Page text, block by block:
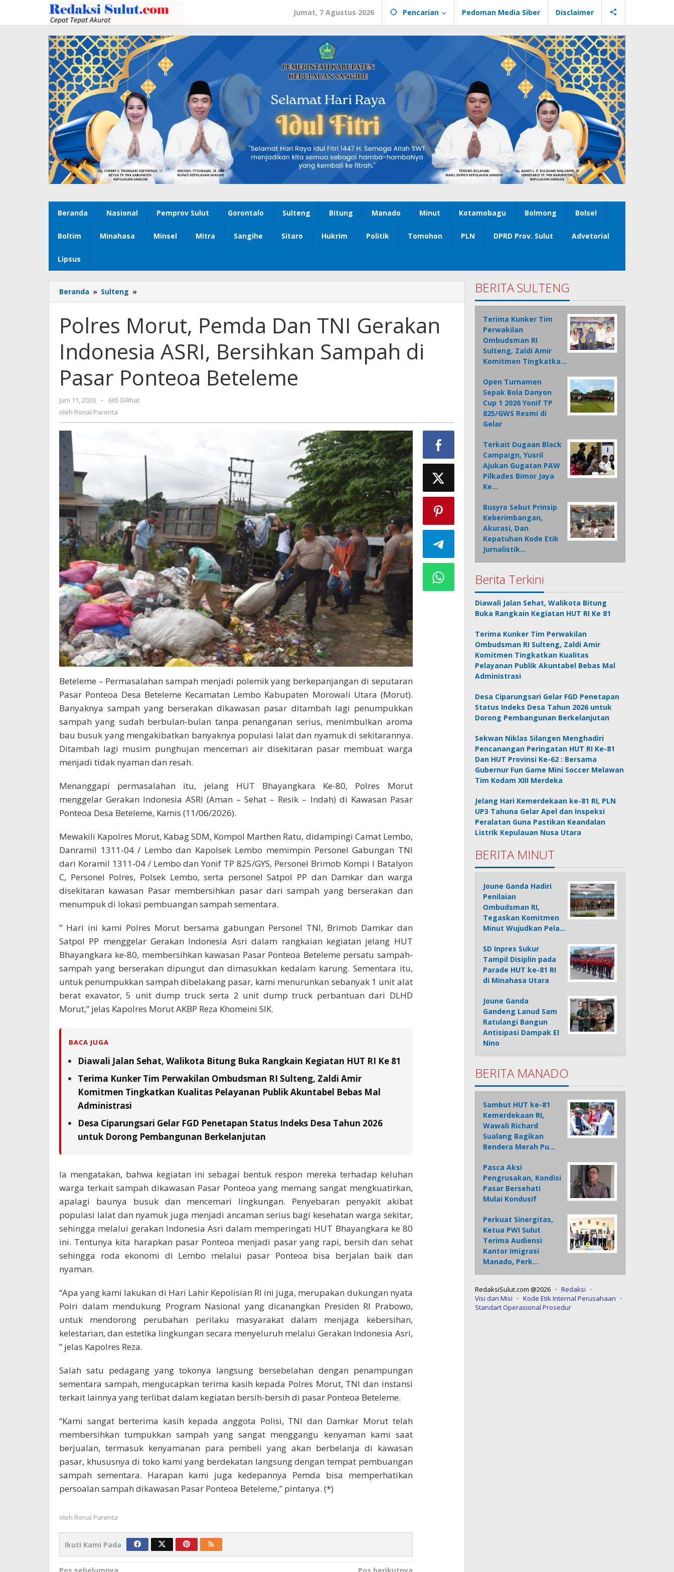
konten
Jumat, 7 Agustus 2026 Pencarian Pedoman Media Siber Disclaimer
Beranda Nasional Pemprov Sulut Gorontalo Sulteng Bitung Manado Minut Kotamobagu Bolmong Bolsel
Boltim Minahasa Minsel Mitra Sangihe Sitaro Hukrim Politik Tomohon PLN DPRD Prov. Sulut Advetorial
Lipsus
Beranda » Sulteng »
Morut,
Dan
TNI
Gerakan
Indonesia
Bersihkan
Sampah
di
Polres Morut, Pemda Dan TNI Gerakan
Indonesia ASRI, Bersihkan Sampah di
Pasar Ponteoa Beteleme
Juni 11, 2026
oleh
Ronal
-
665 Dilihat
oleh Ronal Parenta
Beteleme – Permasalahan sampah menjadi polemik yang berkepanjangan di seputaran
Pasar Ponteoa Desa Beteleme Kecamatan Lembo Kabupaten Morowali Utara (Morut).
Banyaknya sampah yang berserakan dikawasan pasar ditambah lagi penumpukkan
sampah yang sudah berbulan-bulan tanpa penanganan serius, menimbulkan aroma
bau busuk yang mengakibatkan banyaknya populasi lalat dan nyamuk di sekitarannya.
Ditambah lagi musim punghujan mencemari air disekitaran pasar membuat warga
menjadi tidak nyaman dan resah.
Menanggapi permasalahan itu, jelang HUT Bhayangkara Ke-80, Polres Morut
menggelar Gerakan Indonesia ASRI (Aman – Sehat – Resik – Indah) di Kawasan Pasar
Ponteoa Desa Beteleme, Kamis (11/06/2026).
Mewakili Kapolres Morut, Kabag SDM, Kompol Marthen Ratu, didampingi Camat Lembo,
Danramil 1311-04 / Lembo dan Kapolsek Lembo memimpin Personel Gabungan TNI
dari Koramil 1311-04 / Lembo dan Yonif TP 825/GYS, Personel Brimob Kompi I Batalyon
C, Personel Polres, Polsek Lembo, serta personel Satpol PP dan Damkar dan warga
disekitaran kawasan Pasar membersihkan pasar dari sampah yang berserakan dan
menumpuk di lokasi pembuangan sampah sementara.
” Hari ini kami Polres Morut bersama gabungan Personel TNI, Brimob Damkar dan
Satpol PP menggelar Gerakan Indonesia Asri dalam rangkaian kegiatan jelang HUT
Bhayangkara ke-80, membersihkan kawasan Pasar Ponteoa Beteleme persatu sampah-
sampah yang berserakan dipungut dan dimasukkan kedalam karung. Sementara itu,
untuk penumpukkan sampah dibelakang pasar, kami menurunkan sebanyak 1 unit alat
berat exavator, 5 unit dump truck serta 2 unit dump truck perbantuan dari DLHD
Morut,” jelas Kapolres Morut AKBP Reza Khomeini SIK.
BACA JUGA
Diawali Jalan Sehat, Walikota Bitung Buka Rangkain Kegiatan HUT RI Ke 81
Terima Kunker Tim Perwakilan Ombudsman RI Sulteng, Zaldi Amir
Komitmen Tingkatkan Kualitas Pelayanan Publik Akuntabel Bebas Mal
Administrasi
Desa Ciparungsari Gelar FGD Penetapan Status Indeks Desa Tahun 2026
untuk Dorong Pembangunan Berkelanjutan
Ia mengatakan, bahwa kegiatan ini sebagai bentuk respon mereka terhadap keluhan
warga terkait sampah dikawasan Pasar Ponteoa yang memang sangat mengkuatirkan,
apalagi baunya busuk dan mencemari lingkungan. Penyebaran penyakit akibat
populasi lalat dan nyamuk juga menjadi ancaman serius bagi kesehatan warga sekitar,
sehingga melalui gerakan Indonesia Asri dalam memperingati HUT Bhayangkara ke 80
ini. Tentunya kita harapkan pasar Ponteoa menjadi pasar yang rapi, bersih dan sehat
sehingga roda ekonomi di Lembo melalui pasar Ponteoa bisa berjalan baik dan
nyaman.
“Apa yang kami lakukan di Hari Lahir Kepolisian RI ini juga, merupakan dukungan nyata
Polri dalam mendukung Program Nasional yang dicanangkan Presiden RI Prabowo,
untuk mendorong perubahan perilaku masyarakat dalam menjaga kebersihan,
kelestarian, dan estetika lingkungan secara menyeluruh melalui Gerakan Indonesia Asri,
” jelas Kapolres Reza.
Salah satu pedagang yang tokonya langsung bersebelahan dengan penampungan
sementara sampah, mengucapkan terima kasih kepada Polres Morut, TNI dan instansi
terkait lainnya yang terlibat dalam kegiatan bersih-bersih di pasar Ponteoa Beteleme.
“Kami sangat berterima kasih kepada anggota Polisi, TNI dan Damkar Morut telah
membersihkan tumpukkan sampah yang sangat menggangu kenyaman kami saat
berjualan, termasuk kenyamanan para pembeli yang akan berbelanja di kawasan
pasar, khususnya di toko kami yang berdekatan langsung dengan tempat pembuangan
sampah sementara. Harapan kami juga kedepannya Pemda bisa memperhatikan
persoalan sampah dikawasan Pasar Ponteoa Beteleme,” pintanya. (*)
oleh Ronal Parenta
Ikuti Kami Pada
Pos sebelumnya Pos berikutnya
BERITA SULTENG
Terima Kunker Tim
Perwakilan
Ombudsman RI
Sulteng, Zaldi Amir
Komitmen Tingkatka…
Open Turnamen
Sepak Bola Danyon
Cup 1 2026 Yonif TP
825/GWS Resmi di
Gelar
Terkait Dugaan Black
Campaign, Yusril
Ajukan Gugatan PAW
Pilkades Bimor Jaya
Ke…
Busyro Sebut Prinsip
Keberimbangan,
Akurasi, Dan
Kepatuhan Kode Etik
Jurnalistik…
Berita Terkini
Diawali Jalan Sehat, Walikota Bitung
Buka Rangkain Kegiatan HUT RI Ke 81
Terima Kunker Tim Perwakilan
Ombudsman RI Sulteng, Zaldi Amir
Komitmen Tingkatkan Kualitas
Pelayanan Publik Akuntabel Bebas Mal
Administrasi
Desa Ciparungsari Gelar FGD Penetapan
Status Indeks Desa Tahun 2026 untuk
Dorong Pembangunan Berkelanjutan
Sekwan Niklas Silangen Menghadiri
Pencanangan Peringatan HUT RI Ke-81
Dan HUT Provinsi Ke-62 : Bersama
Gubernur Fun Game Mini Soccer Melawan
Tim Kodam XIII Merdeka
Jelang Hari Kemerdekaan ke-81 RI, PLN
UP3 Tahuna Gelar Apel dan Inspeksi
Peralatan Guna Pastikan Keandalan
Listrik Kepulauan Nusa Utara
BERITA MINUT
Joune Ganda Hadiri
Penilaian
Ombudsman RI,
Tegaskan Komitmen
Minut Wujudkan Pela…
SD Inpres Sukur
Tampil Disiplin pada
Parade HUT ke-81 RI
di Minahasa Utara
Joune Ganda
Gandeng Lanud Sam
Ratulangi Bangun
Antisipasi Dampak El
Nino
BERITA MANADO
Sambut HUT ke-81
Kemerdekaan RI,
Wawali Richard
Sualang Bagikan
Bendera Merah Pu…
Pasca Aksi
Pengrusakan, Kondisi
Pasar Bersehati
Mulai Kondusif
Perkuat Sinergitas,
Ketua PWI Sulut
Terima Audiensi
Kantor Imigrasi
Manado, Perk…
RedaksiSulut.com @2026
Redaksi
Visi dan Misi
Kode Etik Internal Perusahaan
Standart Operasional Prosedur